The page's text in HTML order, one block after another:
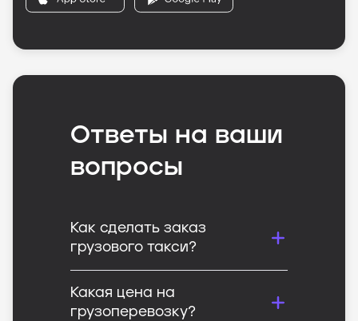
Ответы на ваши
вопросы
Как сделать заказ
грузового такси?
Какая цена на
грузоперевозку?